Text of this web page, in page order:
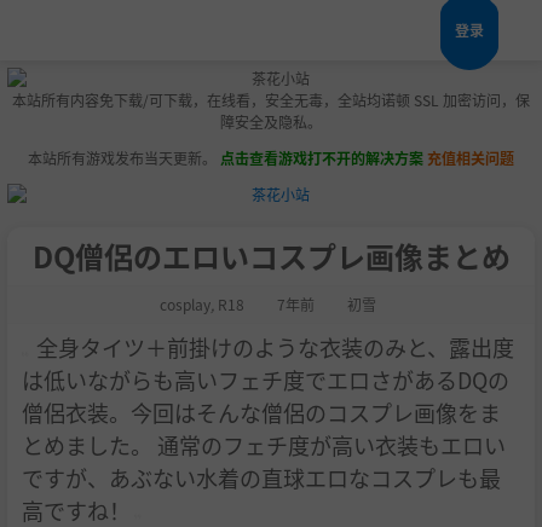
登录
本站所有内容免下载/可下载，在线看，安全无毒，全站均诺顿 SSL 加密访问，保
障安全及隐私。
本站所有游戏发布当天更新。 点击查看游戏打不开的解决方案充值相关问题
DQ僧侶のエロいコスプレ画像まとめ
cosplay, R18 7年前 初雪
全身タイツ＋前掛けのような衣装のみと、露出度
は低いながらも高いフェチ度でエロさがあるDQの
僧侶衣装。今回はそんな僧侶のコスプレ画像をま
とめました。 通常のフェチ度が高い衣装もエロい
ですが、あぶない水着の直球エロなコスプレも最
高ですね！